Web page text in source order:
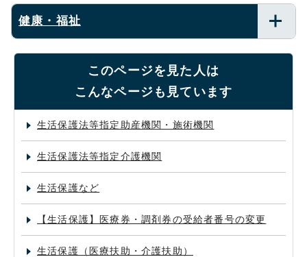
健康・福祉
このページを見た人は
こんなページも見ています
生活保護法等指定助産機関・施術機関
生活保護法等指定介護機関
生活保護など
【生活保護】医療券・調剤券の受給者番号の変更
生活保護（医療扶助・介護扶助）